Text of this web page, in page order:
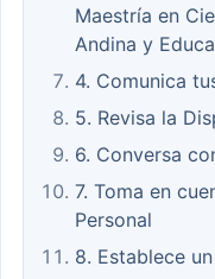
Maestría en
Andina y
4. Comunica
5. Revisa la
6. Conversa
7. Toma en
Personal
8. Establece